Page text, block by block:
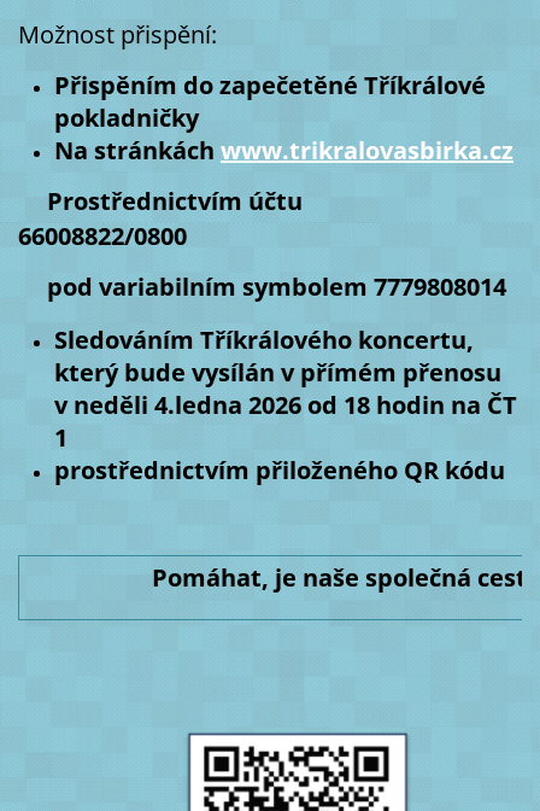
Možnost přispění:
Přispěním do zapečetěné Tříkrálové
pokladničky
Na stránkách www.trikralovasbirka.cz
Prostřednictvím účtu
66008822/0800
pod variabilním symbolem 7779808014
Sledováním Tříkrálového koncertu,
který bude vysílán v přímém přenosu
v neděli 4.ledna 2026 od 18 hodin na ČT
1
prostřednictvím přiloženého QR kódu
Pomáhat, je naše společná